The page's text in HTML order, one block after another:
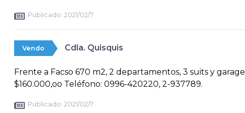
Publicado: 2021/02/7
Vendo Cdla. Quisquis
Frente a Facso 670 m2, 2 departamentos, 3 suits y garage
$160.000,oo Teléfono: 0996-420220, 2-937789.
Publicado: 2021/02/7